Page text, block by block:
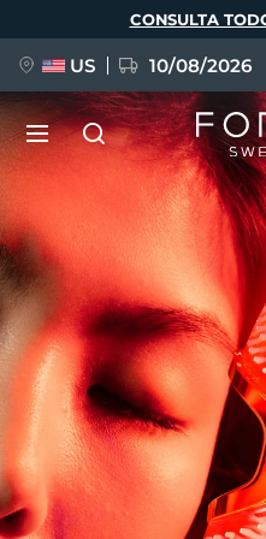
principal
CONSULTA
US 10/08/2026
NOVIDADE
FAQ™ Pure Beauty-
BREAKING NEWS
issa™ Teeth
Idioma
English
Français
Italiano
Polski
Türkçe
简体中